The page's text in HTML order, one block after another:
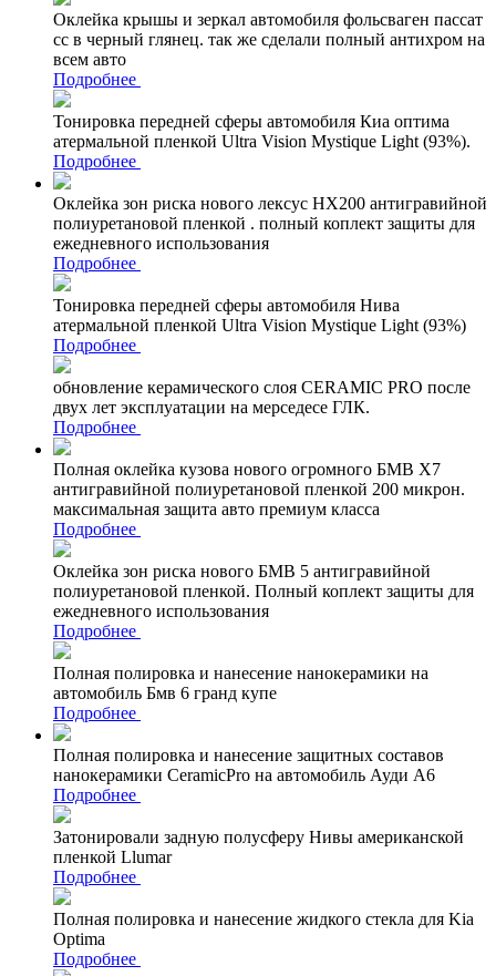
Оклейка крышы и зеркал автомобиля фольсваген пассат
сс в черный глянец. так же сделали полный антихром на
всем авто
Подробнее
Тонировка передней сферы автомобиля Киа оптима
атермальной пленкой Ultra Vision Mystique Light (93%).
Подробнее
Оклейка зон риска нового лексус НХ200 антигравийной
полиуретановой пленкой . полный коплект защиты для
ежедневного использования
Подробнее
Тонировка передней сферы автомобиля Нива
атермальной пленкой Ultra Vision Mystique Light (93%)
Подробнее
обновление керамического слоя CERAMIC PRO после
двух лет эксплуатации на мерседесе ГЛК.
Подробнее
Полная оклейка кузова нового огромного БМВ Х7
антигравийной полиуретановой пленкой 200 микрон.
максимальная защита авто премиум класса
Подробнее
Оклейка зон риска нового БМВ 5 антигравийной
полиуретановой пленкой. Полный коплект защиты для
ежедневного использования
Подробнее
Полная полировка и нанесение нанокерамики на
автомобиль Бмв 6 гранд купе
Подробнее
Полная полировка и нанесение защитных составов
нанокерамики CeramicPro на автомобиль Ауди А6
Подробнее
Затонировали задную полусферу Нивы американской
пленкой Llumar
Подробнее
Полная полировка и нанесение жидкого стекла для Kia
Optima
Подробнее